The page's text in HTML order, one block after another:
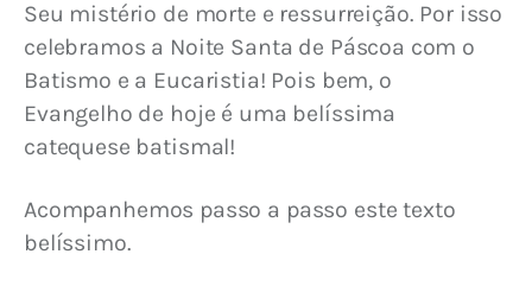
Seu mistério de morte e ressurreição. Por isso
celebramos a Noite Santa de Páscoa com o
Batismo e a Eucaristia! Pois bem, o
Evangelho de hoje é uma belíssima
catequese batismal!
Acompanhemos passo a passo este texto
belíssimo.